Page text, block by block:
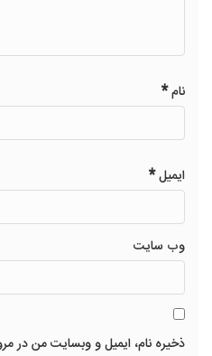
نام*
ایمیل*
وب‌ سایت
ذخیره نام، ایمیل و وبسایت من در